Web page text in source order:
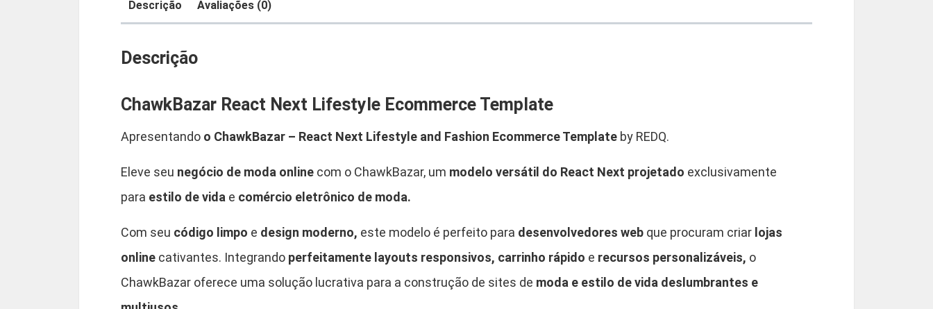
:
9
0
9
Descrição Avaliações (0)
Descrição
ChawkBazar React Next Lifestyle Ecommerce Template
Apresentando o ChawkBazar – React Next Lifestyle and Fashion Ecommerce Template by REDQ.
Eleve seu negócio de moda online com o ChawkBazar, um modelo versátil do React Next projetado exclusivamente
para estilo de vida e comércio eletrônico de moda.
Com seu código limpo e design moderno, este modelo é perfeito para desenvolvedores web que procuram criar lojas
online cativantes. Integrando perfeitamente layouts responsivos, carrinho rápido e recursos personalizáveis, o
ChawkBazar oferece uma solução lucrativa para a construção de sites de moda e estilo de vida deslumbrantes e